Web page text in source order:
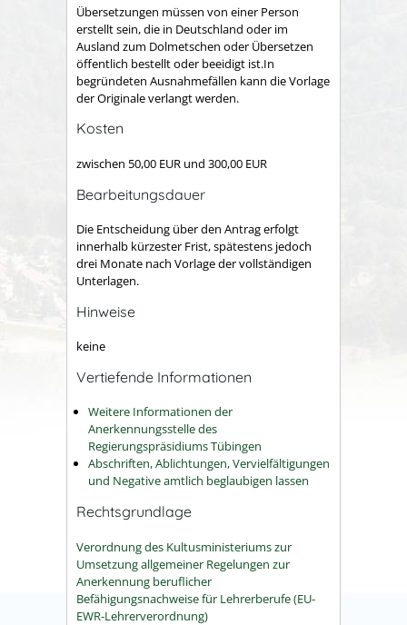
Übersetzungen müssen von einer Person
erstellt sein, die in Deutschland oder im
Ausland zum Dolmetschen oder Übersetzen
öffentlich bestelltoder beeidigt ist.In
begründeten Ausnahmefällen kann die Vorlage
der Originaleverlangt werden.
Kosten
zwischen 50,00 EUR und 300,00 EUR
Bearbeitungsdauer
Die Entscheidung über den Antrag erfolgt
innerhalb kürzester Frist, spätestens jedoch
drei Monate nach Vorlage der vollständigen
Unterlagen.
Hinweise
keine
Vertiefende Informationen
Weitere Informationen der
Anerkennungsstelle des
Regierungspräsidiums Tübingen
Abschriften, Ablichtungen, Vervielfältigungen
und Negative amtlich beglaubigen lassen
Rechtsgrundlage
Verordnung des Kultusministeriums zur
Umsetzung allgemeiner Regelungen zur
Anerkennung beruflicher
Befähigungsnachweise für Lehrerberufe (EU-
EWR-Lehrerverordnung)